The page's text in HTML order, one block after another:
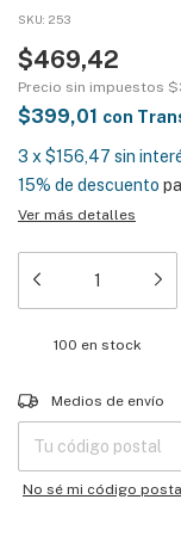
SKU: 253
$469,42
Precio sin impuestos
$399,01 con
3 x$156,47 sin
15% de descuento
Ver más detalles
100 en stock
Entregas para el CP:
Medios de envío
No sé mi código